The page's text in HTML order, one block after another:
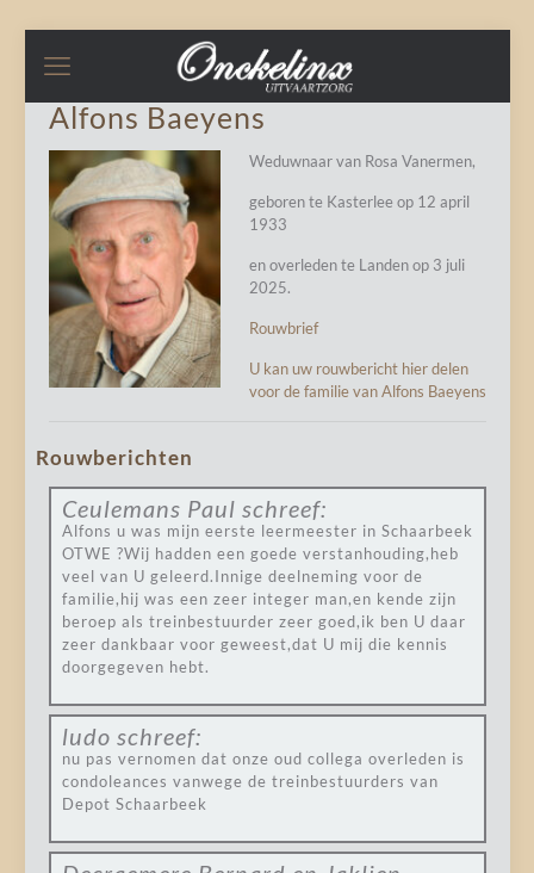
Alfons Baeyens
Weduwnaar van Rosa Vanermen,
geboren te Kasterlee op 12 april
1933
en overleden te Landen op 3 juli
2025.
Rouwbrief
U kan uw rouwbericht hier delen
voor de familie van Alfons Baeyens
Rouwberichten
Ceulemans Paul schreef:
Alfons u was mijn eerste leermeester in Schaarbeek
OTWE ?Wij hadden een goede verstanhouding,heb
veel van U geleerd.Innige deelneming voor de
familie,hij was een zeer integer man,en kende zijn
beroep als treinbestuurder zeer goed,ik ben U daar
zeer dankbaar voor geweest,dat U mij die kennis
doorgegeven hebt.
ludo schreef:
nu pas vernomen dat onze oud collega overleden is
condoleances vanwege de treinbestuurders van
Depot Schaarbeek